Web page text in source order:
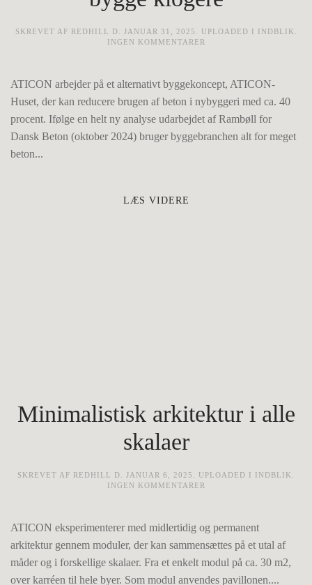
SKREVET AF REDHILL D. JANUAR 31, 2025 . UPLOADED I INDBLIK
INGEN KOMMENTARER
SKAL
KLOGERE
ATICON arbejder på et alternativt byggekoncept, ATICON-
Huset, der kan reducere brugen af beton i nybyggeri med ca. 40
procent. Ifølge en helt ny analyse udarbejdet af Rambøll for
Dansk Beton (oktober 2024) bruger byggebranchen alt for meget
beton...
LÆS VIDERE
Minimalistisk arkitektur i alle
skalaer
SKREVET AF REDHILL D. JANUAR 6, 2025 . UPLOADED I INDBLIK .
INGEN KOMMENTARER
ALLE
ATICON eksperimenterer med midlertidig og permanent
arkitektur gennem moduler, der kan sammensættes på et utal af
måder og i forskellige skalaer. Fra et enkelt modul på ca. 30 m2,
over karréen til hele byer. Som modul anvendes pavillonen....